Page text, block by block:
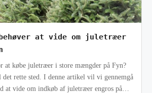
at vide om juletræer
at købe juletræer i store mængder på Fyn?
det rette sted. I denne artikel vil vi gennemgå
at vide om indkøb af juletræer engros på